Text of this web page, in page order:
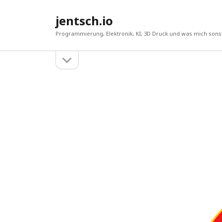
jentsch.io
Programmierung, Elektronik, KI, 3D Druck und was mich
öffnen